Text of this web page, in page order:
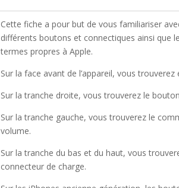
Cette fiche a pour but de vous familiariser
différents boutons et connectiques ainsi que
termes propres à Apple.
Sur la face avant de l’appareil, vous
Sur la tranche droite, vous trouverez le
Sur la tranche gauche, vous trouverez le
volume.
Sur la tranche du bas et du haut, vous
connecteur de charge.